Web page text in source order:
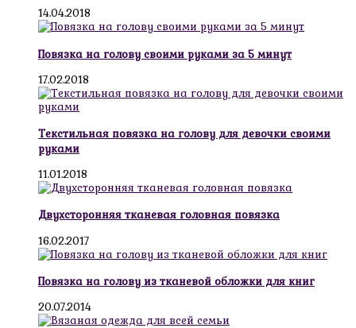
14.04.2018
Повязка на голову своими руками за 5 минут
17.02.2018
Текстильная повязка на голову для девочки своими
руками
11.01.2018
Двухсторонняя тканевая головная повязка
16.02.2017
Повязка на голову из тканевой обложки для книг
20.07.2014